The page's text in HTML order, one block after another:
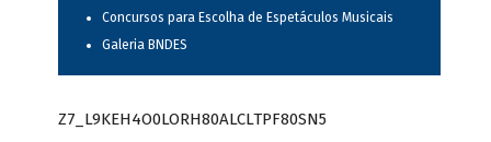
Concursos para Escolha de Espetáculos Musicais
Galeria BNDES
Z7_L9KEH4O0LORH80ALCLTPF80SN5